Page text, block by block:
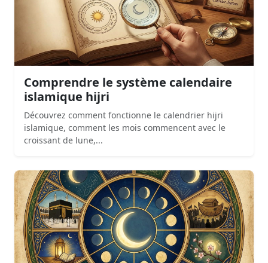
Comprendre le système calendaire
islamique hijri
Découvrez comment fonctionne le calendrier hijri
islamique, comment les mois commencent avec le
croissant de lune,...